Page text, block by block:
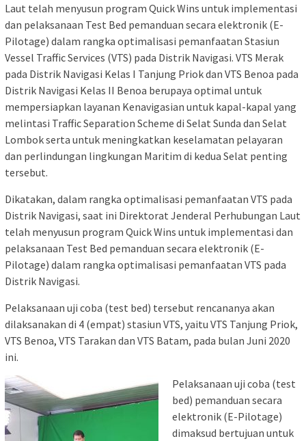
Laut telah menyusun program Quick Wins untuk implementasi
dan pelaksanaan Test Bed pemanduan secara elektronik (E-
Pilotage) dalam rangka optimalisasi pemanfaatan Stasiun
Vessel Traffic Services (VTS) pada Distrik Navigasi. VTS Merak
pada Distrik Navigasi Kelas I Tanjung Priok dan VTS Benoa pada
Distrik Navigasi Kelas II Benoa berupaya optimal untuk
mempersiapkan layanan Kenavigasian untuk kapal-kapal yang
melintasi Traffic Separation Scheme di Selat Sunda dan Selat
Lombok serta untuk meningkatkan keselamatan pelayaran
dan perlindungan lingkungan Maritim di kedua Selat penting
tersebut.
Dikatakan, dalam rangka optimalisasi pemanfaatan VTS pada
Distrik Navigasi, saat ini Direktorat Jenderal Perhubungan Laut
telah menyusun program Quick Wins untuk implementasi dan
pelaksanaan Test Bed pemanduan secara elektronik (E-
Pilotage) dalam rangka optimalisasi pemanfaatan VTS pada
Distrik Navigasi.
Pelaksanaan uji coba (test bed) tersebut rencananya akan
dilaksanakan di 4 (empat) stasiun VTS, yaitu VTS Tanjung Priok,
VTS Benoa, VTS Tarakan dan VTS Batam, pada bulan Juni 2020
ini.
Pelaksanaan uji coba (test
bed) pemanduan secara
elektronik (E-Pilotage)
dimaksud bertujuan untuk